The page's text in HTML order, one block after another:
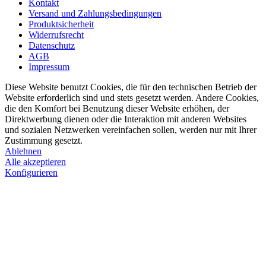
Kontakt
Versand und Zahlungsbedingungen
Produktsicherheit
Widerrufsrecht
Datenschutz
AGB
Impressum
Diese Website benutzt Cookies, die für den technischen Betrieb der
Website erforderlich sind und stets gesetzt werden. Andere Cookies,
die den Komfort bei Benutzung dieser Website erhöhen, der
Direktwerbung dienen oder die Interaktion mit anderen Websites
und sozialen Netzwerken vereinfachen sollen, werden nur mit Ihrer
Zustimmung gesetzt.
Ablehnen
Alle akzeptieren
Konfigurieren